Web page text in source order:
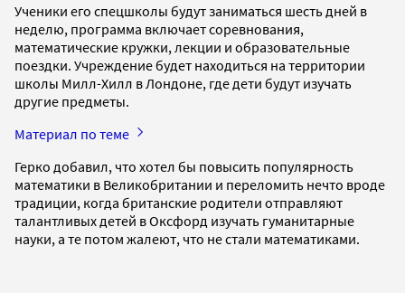
Ученики его спецшколы будут заниматься шесть дней в
неделю, программа включает соревнования,
математические кружки, лекции и образовательные
поездки. Учреждение будет находиться на территории
школы Милл-Хилл в Лондоне, где дети будут изучать
другие предметы.
Материал по теме
Герко добавил, что хотел бы повысить популярность
математики в Великобритании и переломить нечто вроде
традиции, когда британские родители отправляют
талантливых детей в Оксфорд изучать гуманитарные
науки, а те потом жалеют, что не стали математиками.